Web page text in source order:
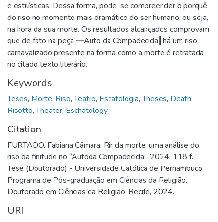
e estilísticas. Dessa forma, pode-se compreender o porquê
do riso no momento mais dramático do ser humano, ou seja,
na hora da sua morte. Os resultados alcançados comprovam
que de fato na peça ―Auto da Compadecida‖ há um riso
carnavalizado presente na forma como a morte é retratada
no citado texto literário.
Keywords
Teses, Morte, Riso,Teatro, Escatologia,Theses, Death,
Risotto,Theater, Eschatology
Citation
FURTADO, Fabiana Câmara. Rir da morte: uma análise do
riso da finitude no “Autoda Compadecida”. 2024. 118 f.
Tese (Doutorado) - Universidade Católica de Pernambuco.
Programa de Pós-graduação em Ciências da Religião.
Doutorado em Ciências da Religião, Recife, 2024.
URI